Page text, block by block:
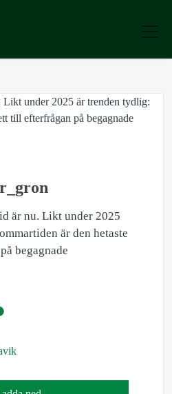
är nu. Likt under 2025
är den hetaste
begagnade